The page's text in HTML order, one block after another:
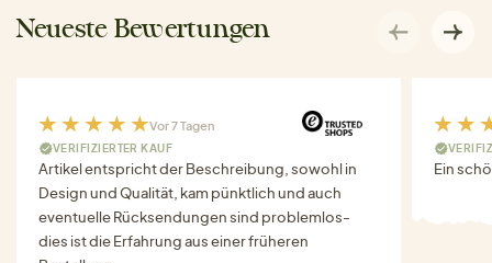
Neueste Bewertungen
Vor 7 Tagen
VERIFIZIERTER KAUF
Artikel entspricht der Beschreibung, sowohl in
Design und Qualität, kam pünktlich und auch
eventuelle Rücksendungen sind problemlos-
dies ist die Erfahrung aus einer früheren
Ein